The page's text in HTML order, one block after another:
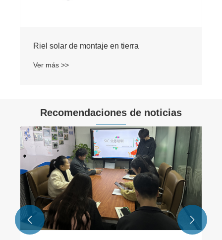
Recomendaciones de noticias
Consideraciones esenciales para paneles
solares de techo plano en condiciones
climáticas extremas
Ver más >>
 